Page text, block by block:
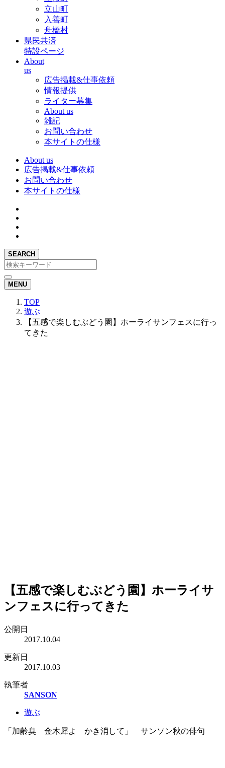
立山町
入善町
舟橋村
県民共済
特設ページ
About
us
広告掲載&仕事依頼
情報提供
ライター募集
About us
雑記
お問い合わせ
本サイトの仕様
About us
広告掲載&仕事依頼
お問い合わせ
本サイトの仕様
SEARCH
MENU
TOP
遊ぶ
【五感で楽しむぶどう園】ホーライサンフェスに行っ
てきた
【五感で楽しむぶどう園】ホーライサ
ンフェスに行ってきた
公開日
2017.10.04
更新日
2017.10.03
執筆者
SANSON
遊ぶ
「加齢臭 金木犀よ かき消して」 サンソン秋の俳句